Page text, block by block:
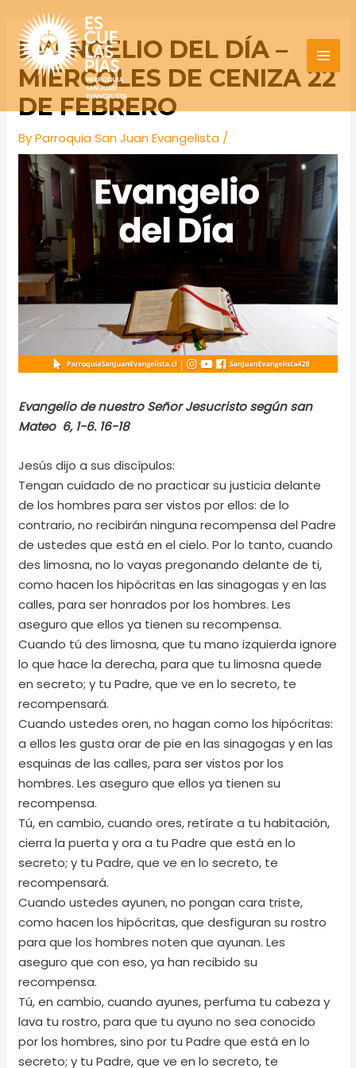
content
EVANGELIO DEL DÍA –
MIÉRCOLES DE CENIZA 22
DE FEBRERO
ByParroquia San Juan Evangelista /
Evangelio de nuestro Señor Jesucristo según san
Mateo 6, 1-6. 16-18
Jesús dijo a sus discípulos:
Tengan cuidado de no practicar su justicia delante
de los hombres para ser vistos por ellos: de lo
contrario, no recibirán ninguna recompensa del Padre
de ustedes que está en el cielo. Por lo tanto, cuando
des limosna, no lo vayas pregonando delante de ti,
como hacen los hipócritas en las sinagogas y en las
calles, para ser honrados por los hombres. Les
aseguro que ellos ya tienen su recompensa.
Cuando tú des limosna, que tu mano izquierda ignore
lo que hace la derecha, para que tu limosna quede
en secreto; y tu Padre, que ve en lo secreto, te
recompensará.
Cuando ustedes oren, no hagan como los hipócritas:
a ellos les gusta orar de pie en las sinagogas y en las
esquinas de las calles, para ser vistos por los
hombres. Les aseguro que ellos ya tienen su
recompensa.
Tú, en cambio, cuando ores, retírate a tu habitación,
cierra la puerta y ora a tu Padre que está en lo
secreto; y tu Padre, que ve en lo secreto, te
recompensará.
Cuando ustedes ayunen, no pongan cara triste,
como hacen los hipócritas, que desfiguran su rostro
para que los hombres noten que ayunan. Les
aseguro que con eso, ya han recibido su
recompensa.
Tú, en cambio, cuando ayunes, perfuma tu cabeza y
lava tu rostro, para que tu ayuno no sea conocido
por los hombres, sino por tu Padre que está en lo
secreto; y tu Padre, que ve en lo secreto, te
Post
navigation